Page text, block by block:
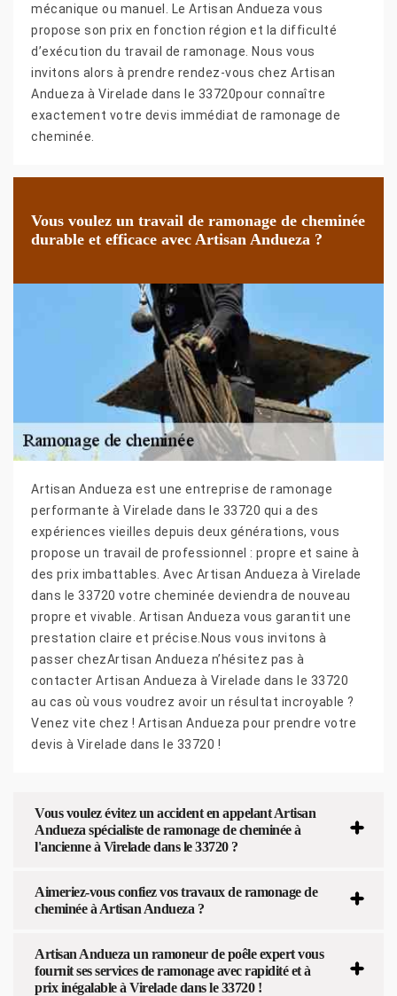
mécanique ou manuel. Le Artisan Andueza vous
propose son prix en fonction région et la difficulté
d’exécution du travail de ramonage. Nous vous
invitons alors à prendre rendez-vous chez Artisan
Andueza à Virelade dans le 33720pour connaître
exactement votre devis immédiat de ramonage de
cheminée.
Vous voulez un travail de ramonage de cheminée
durable et efficace avec Artisan Andueza ?
Artisan Andueza est une entreprise de ramonage
performante à Virelade dans le 33720 qui a des
expériences vieilles depuis deux générations, vous
propose un travail de professionnel : propre et saine à
des prix imbattables. Avec Artisan Andueza à Virelade
dans le 33720 votre cheminée deviendra de nouveau
propre et vivable. Artisan Andueza vous garantit une
prestation claire et précise.Nous vous invitons à
passer chezArtisan Andueza n’hésitez pas à
contacter Artisan Andueza à Virelade dans le 33720
au cas où vous voudrez avoir un résultat incroyable ?
Venez vite chez ! Artisan Andueza pour prendre votre
devis à Virelade dans le 33720 !
Vous voulez évitez un accident en appelant Artisan
Andueza spécialiste de ramonage de cheminée à
l'ancienne à Virelade dans le 33720 ?
Aimeriez-vous confiez vos travaux de ramonage de
cheminée à Artisan Andueza ?
Artisan Andueza un ramoneur de poêle expert vous
fournit ses services de ramonage avec rapidité et à
prix inégalable à Virelade dans le 33720 !